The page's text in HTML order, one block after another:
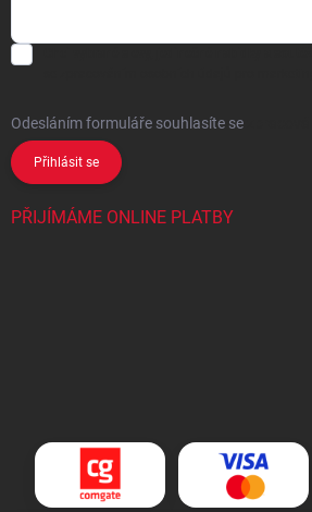
Odesláním formuláře souhlasíte se
Přihlásit se
PŘIJÍMÁME ONLINE PLATBY